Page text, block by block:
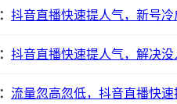
： 抖音直播快速提人气，新号冷
： 抖音直播快速提人气，解决没
： 流量忽高忽低，抖音直播快